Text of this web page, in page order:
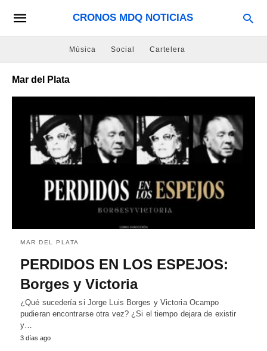
CRONOS MDQ NOTICIAS
Música Social Cartelera
Mar del Plata
MAR DEL PLATA
PERDIDOS EN LOS ESPEJOS:
Borges y Victoria
¿Qué sucedería si Jorge Luis Borges y Victoria Ocampo
pudieran encontrarse otra vez? ¿Si el tiempo dejara de existir
y…
3 días ago